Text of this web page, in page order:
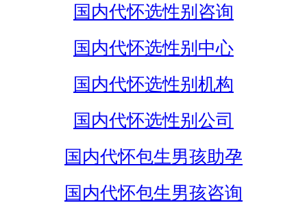
国内代怀选性别咨询
国内代怀选性别中心
国内代怀选性别机构
国内代怀选性别公司
国内代怀包生男孩助孕
国内代怀包生男孩咨询